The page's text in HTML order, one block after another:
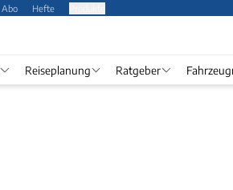
Abo Hefte
Reiseplanung Ratgeber